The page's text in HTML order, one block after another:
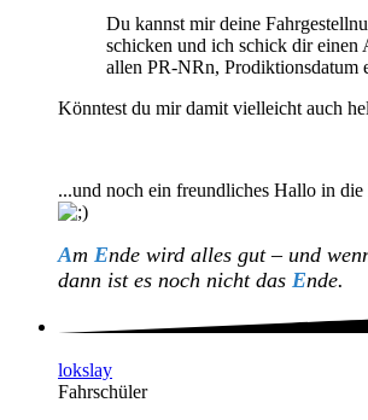
Du kannst mir deine
schicken und ich schick dir einen
allen PR-NRn, Prodiktionsdatum
Könntest du mir damit vielleicht auch
...und noch ein freundliches Hallo in die
Am Ende wird alles gut – und
dann ist es noch nicht das Ende.
lokslay
Fahrschüler